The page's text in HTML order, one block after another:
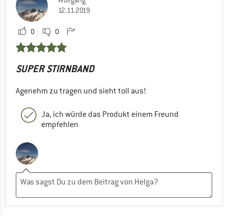
12.11.2019
0 0
SUPER STIRNBAND
Agenehm zu tragen und sieht toll aus!
Ja, ich würde das Produkt einem Freund
empfehlen